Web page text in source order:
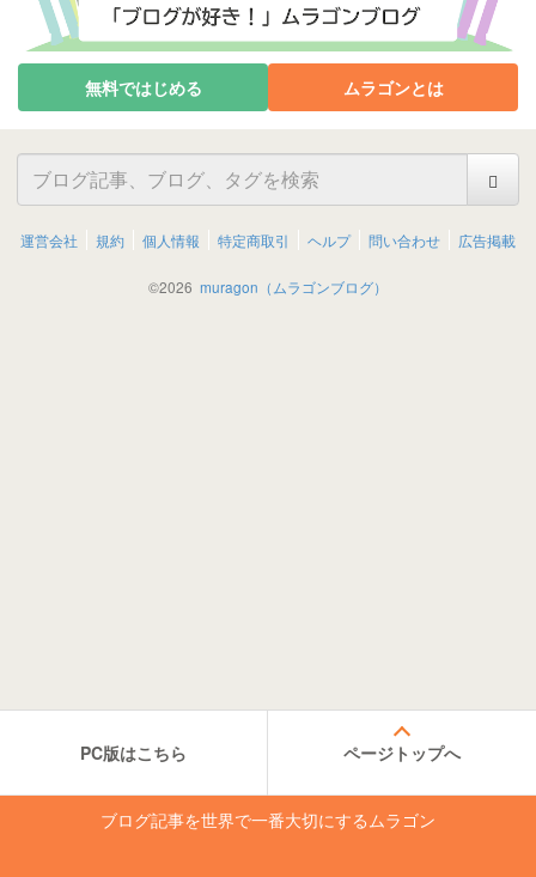
無料ではじめる ムラゴンとは
運営会社 規約 個人情報 特定商取引 ヘルプ 問い合わせ 広告掲載
©2026 muragon（ムラゴンブログ）
PC版はこちら ページトップへ
ブログ記事を世界で一番大切にするムラゴン